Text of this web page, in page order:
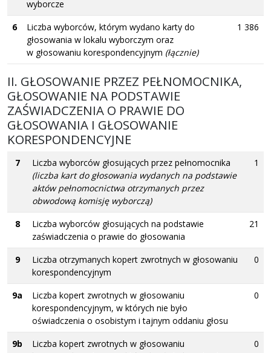
wyborcze
6
Liczba wyborców, którym wydano karty do
głosowania w lokalu wyborczym oraz
w głosowaniu korespondencyjnym (łącznie)
1 386
II. GŁOSOWANIE PRZEZ PEŁNOMOCNIKA,
GŁOSOWANIE NA PODSTAWIE
ZAŚWIADCZENIA O PRAWIE DO
GŁOSOWANIA I GŁOSOWANIE
KORESPONDENCYJNE
7
Liczba wyborców głosujących przez pełnomocnika
(liczba kart do głosowania wydanych na podstawie
aktów pełnomocnictwa otrzymanych przez
obwodową komisję wyborczą)
1
8
Liczba wyborców głosujących na podstawie
zaświadczenia o prawie do głosowania
21
9
Liczba otrzymanych kopert zwrotnych w głosowaniu
korespondencyjnym
0
9a
Liczba kopert zwrotnych w głosowaniu
korespondencyjnym, w których nie było
oświadczenia o osobistym i tajnym oddaniu głosu
0
9b
Liczba kopert zwrotnych w głosowaniu
0